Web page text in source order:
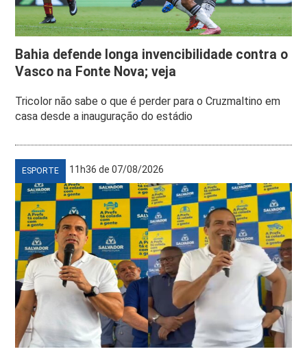
Bahia defende longa invencibilidade contra o
Vasco na Fonte Nova; veja
Tricolor não sabe o que é perder para o Cruzmaltino em
casa desde a inauguração do estádio
ESPORTE 11h36 de 07/08/2026